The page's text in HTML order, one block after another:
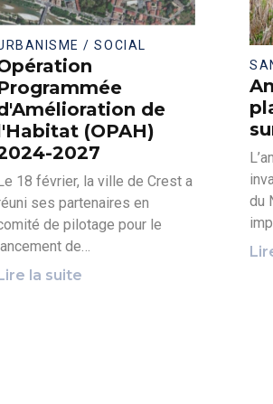
/ SOCIAL
de
(OPAH)
2027
18 février, la ville de Crest a
ses partenaires en
de pilotage pour le
de…
la suite
du